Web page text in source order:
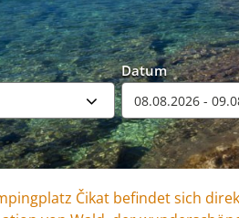
Datum
Čikat befindet sich